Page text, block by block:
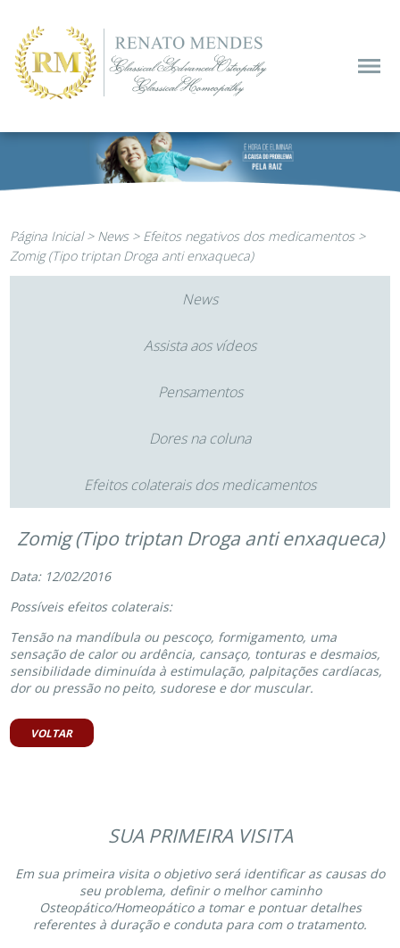
Página Inicial > News > Efeitos negativos dos medicamentos >
Zomig (Tipo triptan Droga anti enxaqueca)
News
Assista aos vídeos
Pensamentos
Dores na coluna
Efeitos colaterais dos medicamentos
Zomig (Tipo triptan Droga anti enxaqueca)
Data: 12/02/2016
Possíveis efeitos colaterais:
Tensão na mandíbula ou pescoço, formigamento, uma
sensação de calor ou ardência, cansaço, tonturas e desmaios,
sensibilidade diminuída à estimulação, palpitações cardíacas,
dor ou pressão no peito, sudorese e dor muscular.
VOLTAR
SUA PRIMEIRA VISITA
Em sua primeira visita o objetivo será identificar as causas do
seu problema, definir o melhor caminho
Osteopático/Homeopático a tomar e pontuar detalhes
referentes à duração e conduta para com o tratamento.